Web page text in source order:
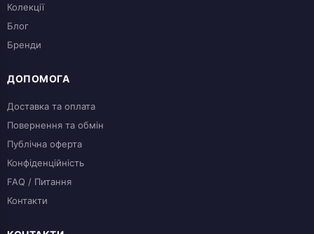
Колекції
Блог
Бренди
ДОПОМОГА
Доставка та оплата
Повернення та обмін
Публічна оферта
Конфіденційність
FAQ / Питання
Контакти